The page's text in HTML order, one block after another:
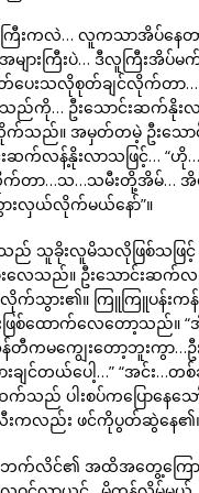
ြီးကလဲ… လူကသာအိပ်နေတာ
များကြီးပဲ… ဒီလူကြီး
ပေးသလိုစုတ်ချင်လိုက်တာ…
ည်ကို… ဦးသောင်းဆက်နိုးလာ
လိုက်သည်။ အမှတ်တမဲ့ ဦးသေ
းဆက်လန့်နိုးလာသဖြင့်… “
တာ…သ…သမီးတို့အိမ်… အိမ်
းလှယ်လိုက်မယ်နော်”။
သူခိုးလူမိသလိုဖြစ်သဖြင့်
ေသည်။ ဦးသောင်းဆက်လည်
သွား၏။ ကြူကြူပန်းကန်
ြစ်ထောက်လေတော့သည်။ “
တီကမကျွေးတော့ဘူးကွာ…ဦ
းချင်တယ်ပေါ့…” “အင်း…တ
က်သည် ပါးစပ်ကပြောနေ
းကလည်း ဖင်ကိုပွတ်ဆွဲနေ၏
ဘက်လိင်၏ အထိအတွေ့ကြေ